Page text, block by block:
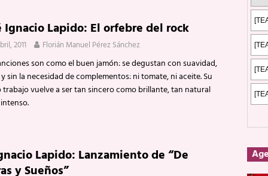
Ignacio Lapido: El orfebre del rock
2011 Florián Manuel Pérez Sánchez
son como el buen jamón: se degustan con suavidad,
sin la necesidad de complementos: ni tomate, ni aceite. Su
trabajo vuelve a ser tan sincero como brillante, tan natural
Lapido: Lanzamiento de “De
y Sueños”